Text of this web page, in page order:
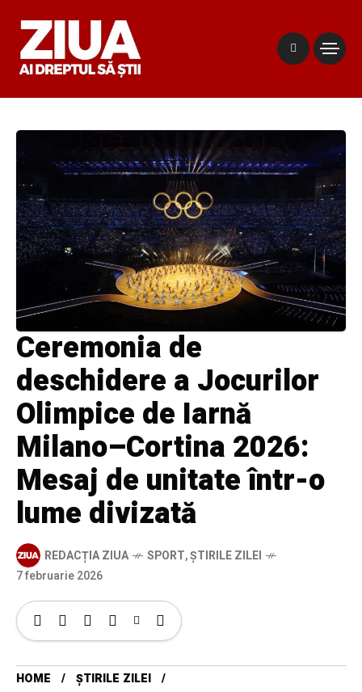
Ceremonia de
deschidere a Jocurilor
Olimpice de Iarnă
Milano–Cortina 2026:
Mesaj de unitate într-o
lume divizată
REDACȚIA ZIUA SPORT,ȘTIRILE ZILEI
7 februarie 2026
HOME
ȘTIRILE ZILEI